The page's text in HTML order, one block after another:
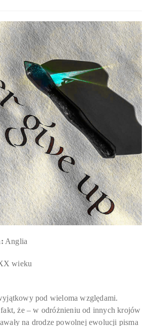
Anglia
wieku
pod wieloma względami.
że – w odróżnieniu od innych krojów
na drodze powolnej ewolucji pisma